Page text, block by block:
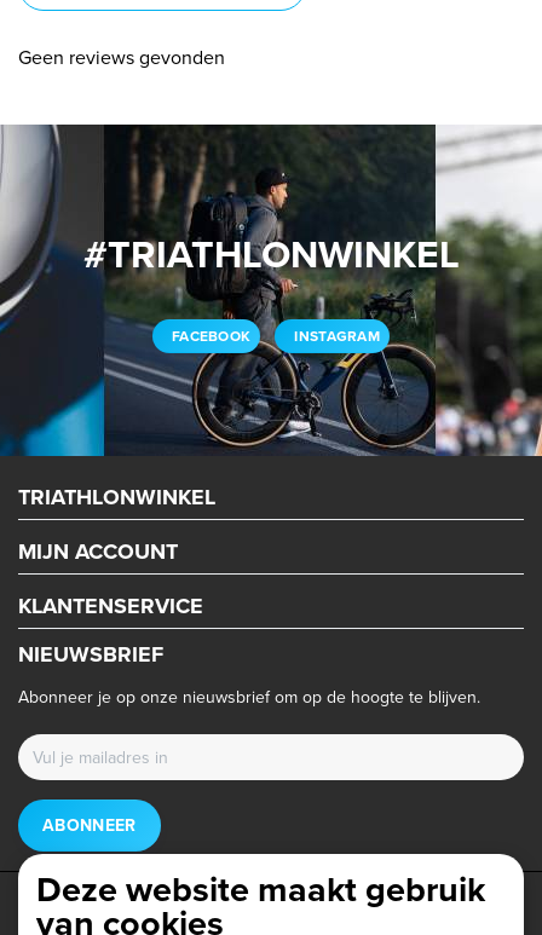
Geen reviews gevonden
#TRIATHLONWINKEL
FACEBOOK INSTAGRAM
TRIATHLONWINKEL
MIJN ACCOUNT
KLANTENSERVICE
NIEUWSBRIEF
Abonneer je op onze nieuwsbrief om op de hoogte te blijven.
ABONNEER
Deze website maakt gebruik
van cookies